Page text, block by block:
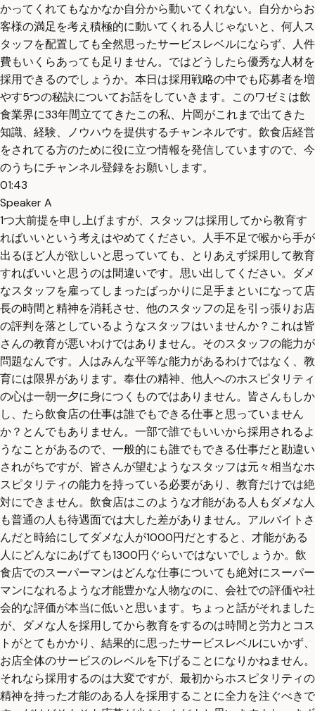
かってくれてもなかなか自分から動いてくれない。自分からお
客様の満足を考え積極的に動いてくれる人じゃないと、何人ス
タッフを配置しても全然思ったサービスレベルにならず、人件
費もいくらあっても足りません。ではどうしたら優秀な人材を
採用できるのでしょうか。本日は採用戦略の中でも応募者を増
やす5つの秘訣についてお話をしていきます。このワゼミは飲
食業界に33年間立ててきたこの私、片岡がこれまで出てきた
知識、経験、ノウハウを提供するチャンネルです。飲食店経営
をされてる方のために役に立つ情報を発信していますので、今
のうちにチャンネル登録をお願いします。
01:43
Speaker A
1つ大前提を申し上げますが、スタッフは採用してから教育す
ればいいという考えはやめてください。人手不足で喉から手が
出るほど人が欲しいと思っていても、とりあえず採用して教育
すればいいと思うのは間違いです。思い出してください。ダメ
なスタッフを雇ってしまったばっかりに足手まといになって店
長の時間と精神を消耗させ、他のスタッフの足を引っ張りお店
の評判を落としているようなスタッフはいませんか？これは皆
さんの教育が悪いわけではありません。そのスタッフの能力が
問題なんです。人はみんな平等な能力があるわけではなく、教
育には限界があります。奉仕の精神、他人へのホスピタリティ
の心は一朝一夕に身につくものではありません。皆さんもしか
し、たら飲食店の仕事は誰でもできる仕事と思っていません
か？とんでもありません。一部で誰でもいいから採用されるよ
うなことがあるので、一般的にも誰でもできる仕事だと勘違い
されがちですが、皆さんが望むようなスタッフは元々相当なホ
スピタリティの能力を持っている必要があり、教育だけでは絶
対にできません。飲食店はこのような才能がある人もダメな人
も普通の人も待遇面では大した差がありません。アルバイトさ
んだと時給にしてダメな人が1000円だとすると、才能がある
人にどんなにあげても1300円ぐらいではないでしょうか。飲
食店でのスーパーマンはどんな仕事についても絶対にスーパー
マンになれるような才能豊かな人物なのに、会社での評価や社
会的な評価が本当に低いと思います。ちょっと話がそれました
が、ダメな人を採用してから教育をするのは時間と労力とコス
トがとてもかかり、結果的に思ったサービスレベルにいかず、
お店全体のサービスのレベルを下げることになりかねません。
それなら採用するのは大変ですが、最初からホスピタリティの
精神を持った才能のある人を採用することに全力を注ぐべきで